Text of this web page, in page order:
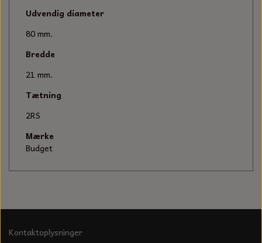
Udvendig diameter
80 mm.
Bredde
21 mm.
Tætning
2RS
Mærke
Budget
Kontaktoplysninger